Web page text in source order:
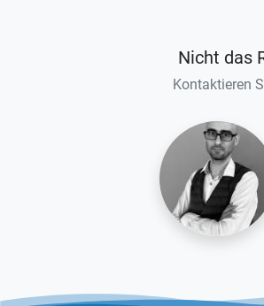
Nicht das
Kontaktieren